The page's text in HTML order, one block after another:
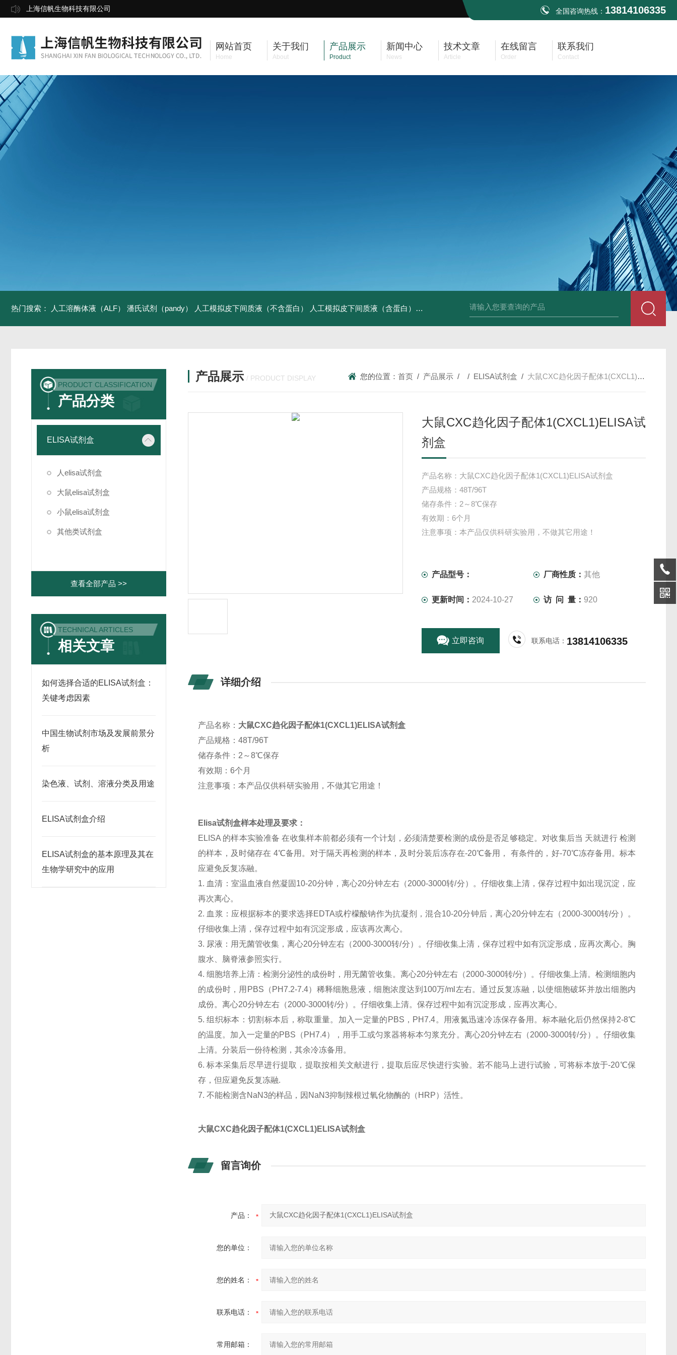
上海信帆生物科技有限公司 全国咨询热线： 13814106335
网站首页
Home
关于我们
About
产品展示
Product
新闻中心
News
技术文章
Article
在线留言
Order
联系我们
Contact
热门搜索： 人工溶酶体液（ALF） 潘氏试剂（pandy） 人工模拟皮下间质液（不含蛋白） 人工模拟皮下间质液（含蛋白） FITC标记小鼠抗His tag 组织细胞固定液（8％，PFA） 总胆汁酸（TBA）质
PRODUCT CLASSIFICATION
产品分类
ELISA试剂盒
人elisa试剂盒
大鼠elisa试剂盒
小鼠elisa试剂盒
其他类试剂盒
查看全部产品 >>
TECHNICAL ARTICLES
相关文章
如何选择合适的ELISA试剂盒：
关键考虑因素
中国生物试剂市场及发展前景分
析
染色液、试剂、溶液分类及用途
ELISA试剂盒介绍
ELISA试剂盒的基本原理及其在
生物学研究中的应用
产品展示 / PRODUCT DISPLAY 您的位置：首页 / 产品展示 / / ELISA试剂盒 / 大鼠CXC趋化因子配体1(CXCL1)ELISA试剂盒
大鼠CXC趋化因子配体1(CXCL1)ELISA试
剂盒
产品名称：大鼠CXC趋化因子配体1(CXCL1)ELISA试剂盒
产品规格：48T/96T
储存条件：2～8℃保存
有效期：6个月
注意事项：本产品仅供科研实验用，不做其它用途！
产品型号： 厂商性质：其他
更新时间： 2024-10-27 访 问 量： 920
立即咨询 联系电话： 13814106335
详细介绍
产品名称： 大鼠CXC趋化因子配体1(CXCL1)ELISA试剂盒
产品规格：48T/96T
储存条件：2～8℃保存
有效期：6个月
注意事项：本产品仅供科研实验用，不做其它用途！
Elisa试剂盒样本处理及要求：
ELISA 的样本实验准备 在收集样本前都必须有一个计划，必须清楚要检测的成份是否足够稳定。对收集后当 天就进行 检测
的样本，及时储存在 4℃备用。对于隔天再检测的样本，及时分装后冻存在-20℃备用， 有条件的，好-70℃冻存备用。标本
应避免反复冻融。
1. 血清：室温血液自然凝固10-20分钟，离心20分钟左右（2000-3000转/分）。仔细收集上清，保存过程中如出现沉淀，应
再次离心。
2. 血浆：应根据标本的要求选择EDTA或柠檬酸钠作为抗凝剂，混合10-20分钟后，离心20分钟左右（2000-3000转/分）。
仔细收集上清，保存过程中如有沉淀形成，应该再次离心。
3. 尿液：用无菌管收集，离心20分钟左右（2000-3000转/分）。仔细收集上清，保存过程中如有沉淀形成，应再次离心。胸
腹水、脑脊液参照实行。
4. 细胞培养上清：检测分泌性的成份时，用无菌管收集。离心20分钟左右（2000-3000转/分）。仔细收集上清。检测细胞内
的成份时，用PBS（PH7.2-7.4）稀释细胞悬液，细胞浓度达到100万/ml左右。通过反复冻融，以使细胞破坏并放出细胞内
成份。离心20分钟左右（2000-3000转/分）。仔细收集上清。保存过程中如有沉淀形成，应再次离心。
5. 组织标本：切割标本后，称取重量。加入一定量的PBS，PH7.4。用液氮迅速冷冻保存备用。标本融化后仍然保持2-8℃
的温度。加入一定量的PBS（PH7.4），用手工或匀浆器将标本匀浆充分。离心20分钟左右（2000-3000转/分）。仔细收集
上清。分装后一份待检测，其余冷冻备用。
6. 标本采集后尽早进行提取，提取按相关文献进行，提取后应尽快进行实验。若不能马上进行试验，可将标本放于-20℃保
存，但应避免反复冻融.
7. 不能检测含NaN3的样品，因NaN3抑制辣根过氧化物酶的（HRP）活性。
大鼠CXC趋化因子配体1(CXCL1)ELISA试剂盒
留言询价
产品：
您的单位：
您的姓名：
联系电话：
常用邮箱：